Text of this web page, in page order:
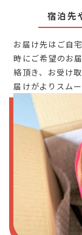
宿泊先
お届け先はご自
時にご希望のお
絡頂き、お受け
届けがよりスムー